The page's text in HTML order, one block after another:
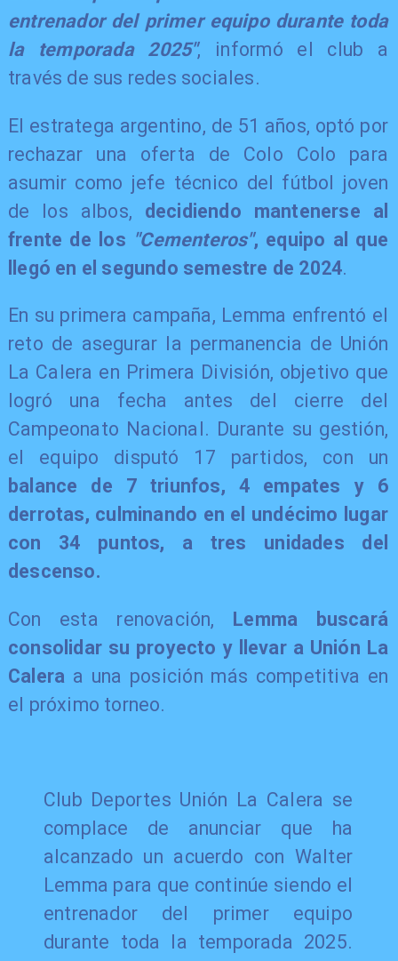
entrenador del primer equipo durante toda
la temporada 2025", informó el club a
través de sus redes sociales.
El estratega argentino, de 51 años, optó por
rechazar una oferta de Colo Colo para
asumir como jefe técnico del fútbol joven
de los albos, decidiendo mantenerse al
frente de los "Cementeros", equipo al que
llegó en el segundo semestre de 2024.
En su primera campaña, Lemma enfrentó el
reto de asegurar la permanencia de Unión
La Calera en Primera División, objetivo que
logró una fecha antes del cierre del
Campeonato Nacional. Durante su gestión,
el equipo disputó 17 partidos, con un
balance de 7 triunfos, 4 empates y 6
derrotas, culminando en el undécimo lugar
con 34 puntos, a tres unidades del
descenso.
Con esta renovación, Lemma buscará
consolidar su proyecto y llevar a Unión La
Calera a una posición más competitiva en
el próximo torneo.
Club Deportes Unión La Calera se
complace de anunciar que ha
alcanzado un acuerdo con Walter
Lemma para que continúe siendo el
entrenador del primer equipo
durante toda la temporada 2025.